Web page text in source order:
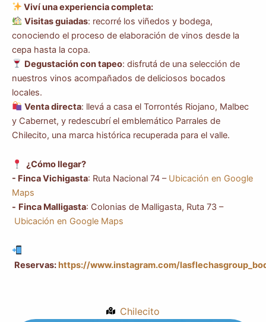
Viví una experiencia completa:
Visitas guiadas: recorré los viñedos y bodega,
conociendo el proceso de elaboración de vinos desde la
cepa hasta la copa.
Degustación con tapeo: disfrutá de una selección de
nuestros vinos acompañados de deliciosos bocados
locales.
Venta directa: llevá a casa el Torrontés Riojano, Malbec
y Cabernet, y redescubrí el emblemático Parrales de
Chilecito, una marca histórica recuperada para el valle.
¿Cómo llegar?
- Finca Vichigasta: Ruta Nacional 74 – Ubicación en Google
Maps
- Finca Malligasta: Colonias de Malligasta, Ruta 73 –
Ubicación en Google Maps
Reservas:https://www.instagram.com/
Chilecito